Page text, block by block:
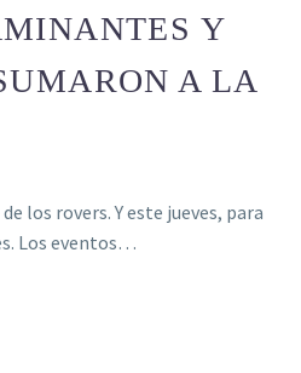
Y
A LA
los rovers. Y este jueves, para
Los eventos…